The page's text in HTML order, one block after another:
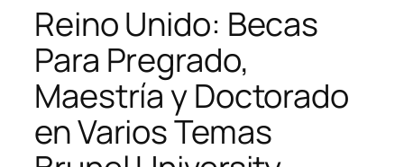
Reino Unido: Becas
Para Pregrado,
Maestría y Doctorado
en Varios Temas